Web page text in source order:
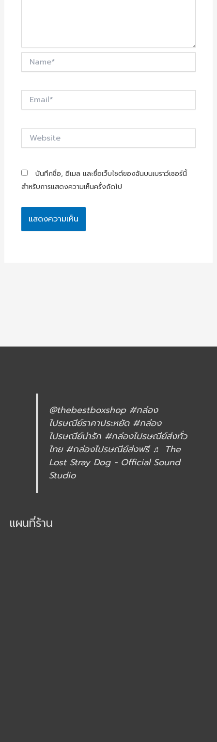
Name*
Email*
Website
บันทึกชื่อ, อีเมล และชื่อเว็บไซต์ของฉันบนเบราว์เซอร์นี้
สำหรับการแสดงความเห็นครั้งถัดไป
@thebestboxshop #กล่อง
ไปรษณีย์ราคาประหยัด #กล่อง
ไปรษณีย์น่ารัก #กล่องไปรษณีย์ส่งทั่ว
ไทย #กล่องไปรษณีย์ส่งฟรี ♬ The
Lost Stray Dog - Official Sound
Studio
แผนที่ร้าน